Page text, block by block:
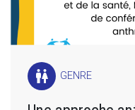
wc GENRE